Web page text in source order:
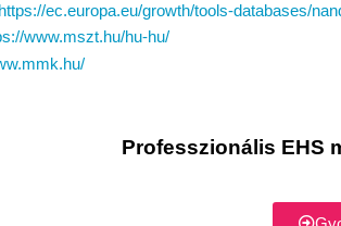
https://ec.europa.eu/growth/tools-databases/
www.mszt.hu/hu-hu/
Professzionális EHS